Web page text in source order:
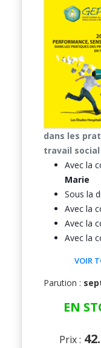
dans les
travail social
Avec la
Marie
Sous la
Avec la
Avec la
Avec la
VOIR
Parution :
EN
Prix :